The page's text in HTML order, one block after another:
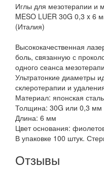
Иглы для мезотерапии и
MESO LUER 30G 0,3 x 6
(Италия)
Высококачественная
боль, связанную с
одного сеанса
Ультратонкие диаметры
склеротерапии и
Материал: японская сталь
Толщина: 30G или 0,3 мм
Длина: 6 мм
Цвет основания:
В упаковке 100 штук.
Отзывы